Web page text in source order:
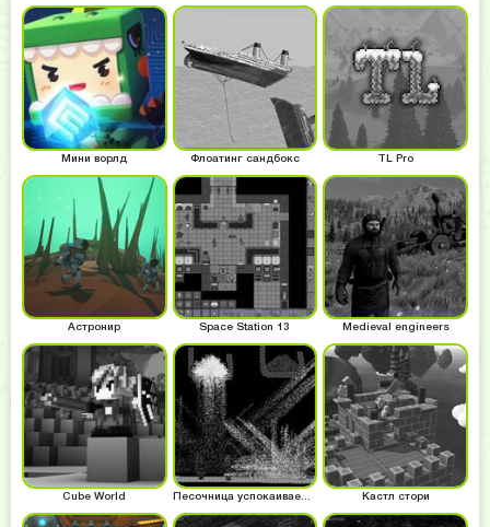
Мини ворлд Флоатинг сандбокс TL Pro
Астронир Space Station 13 Medieval engineers
Cube World Песочница успокаиваем нервы Кастл стори